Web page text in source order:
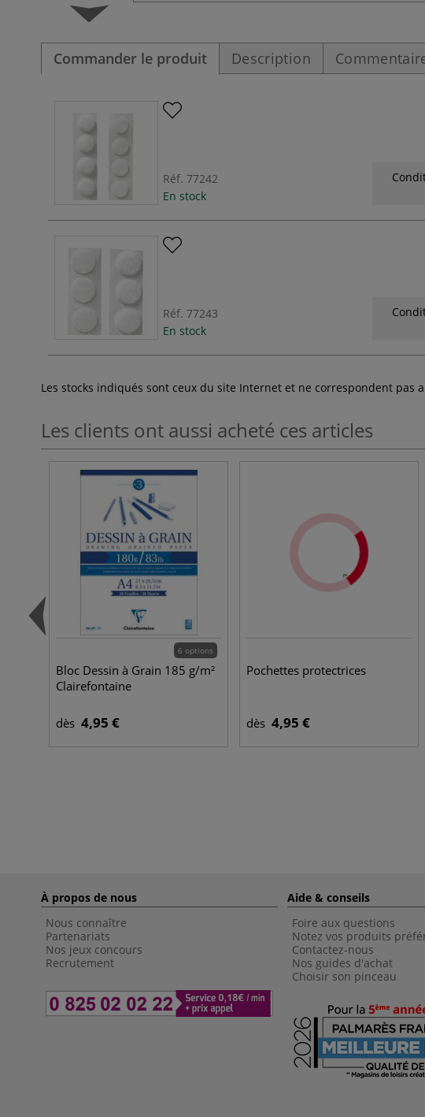
Commander le produit Description
Réf. 77242
En stock
Réf. 77243
En stock
Les stocks indiqués sont ceux du site Internet et ne correspondent pas
Les clients ont aussi acheté ces articles
6 options
Bloc Dessin à Grain 185 g/m²
Clairefontaine
dès 4,95 €
Pochettes protectrices
dès 4,95 €
À propos de nous
Nous connaître
Partenariats
Nos jeux concours
Recrutement
Aide & conseils
Foire aux questions
Notez vos produits
Contactez-nous
Nos guides d'achat
Choisir son pinceau